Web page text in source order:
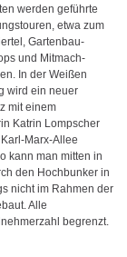
werden geführte
etwa zum
Gartenbau-
und Mitmach-
In der Weißen
wird ein neuer
mit einem
Katrin Lompscher
Marx-Allee
kann man mitten in
den Hochbunker in
nicht im Rahmen der
Alle
begrenzt.